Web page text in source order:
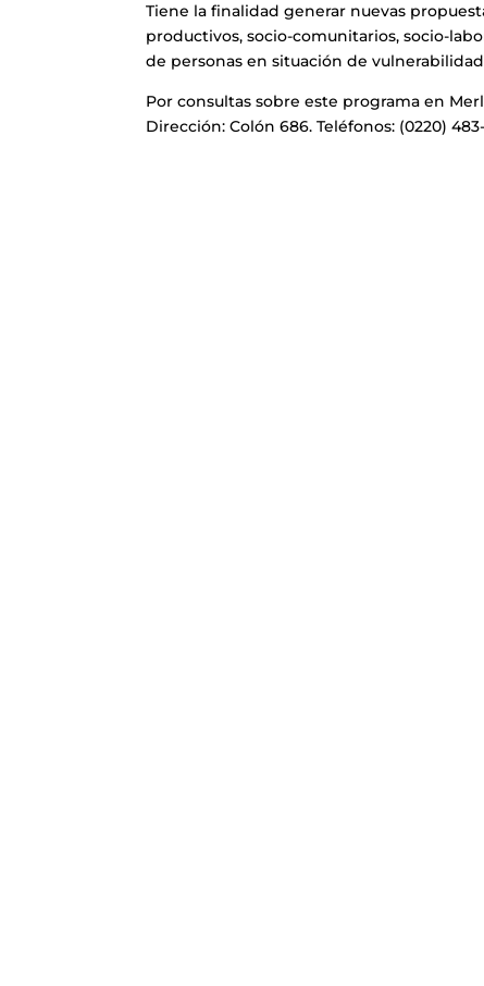
Tiene la finalidad generar nuevas
productivos, socio-comunitarios, socio-
de personas en situación de
Por consultas sobre este programa en
Dirección: Colón 686. Teléfonos: (0220)